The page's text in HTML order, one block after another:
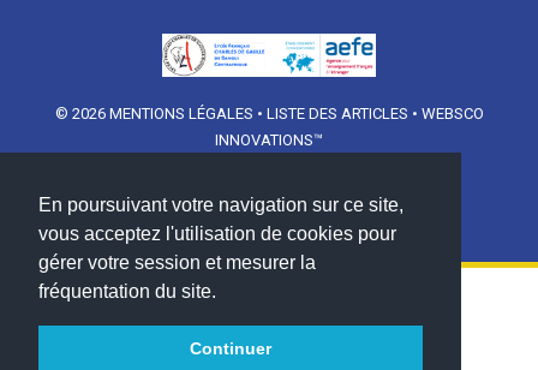
En poursuivant votre navigation sur ce site,
vous acceptez l'utilisation de cookies pour
gérer votre session et mesurer la
fréquentation du site.
Continuer
© 2026 MENTIONS LÉGALES • LISTE DES ARTICLES • WEBSCO
INNOVATIONS™